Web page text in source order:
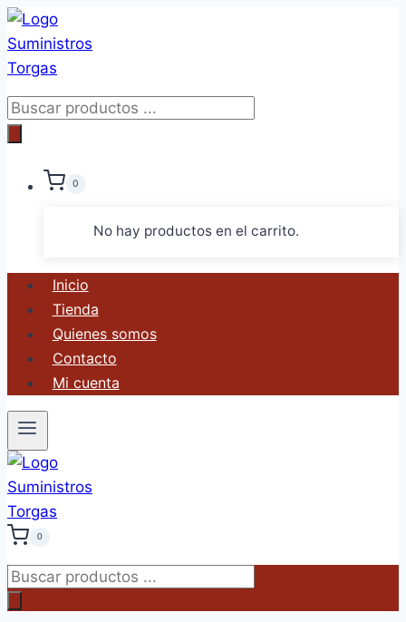
Saltar
al
contenido
Búsqueda
de
0
No hay productos en el carrito.
Inicio
Tienda
Quienes somos
Contacto
Mi cuenta
0
Búsqueda
de